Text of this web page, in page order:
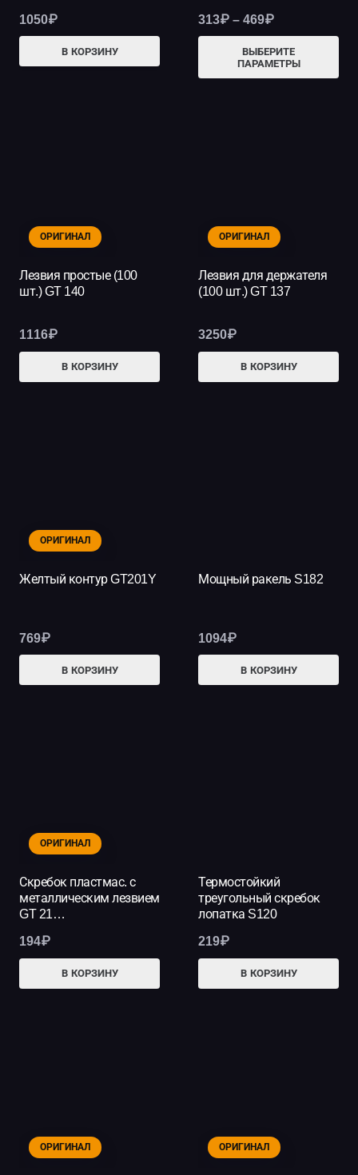
1050₽
В КОРЗИНУ
313₽ – 469₽Диапазон
313₽
ВЫБЕРИТЕ
ПАРАМЕТРЫ
ОРИГИНАЛ
Лезвия простые (100
шт.) GT 140
1116₽
В КОРЗИНУ
ОРИГИНАЛ
Лезвия для держателя
(100 шт.) GT 137
3250₽
В КОРЗИНУ
ОРИГИНАЛ
Желтый контур GT201Y
769₽
В КОРЗИНУ
Мощный ракель S182
1094₽
В КОРЗИНУ
ОРИГИНАЛ
Скребок пластмас. с
металлическим лезвием
GT 21…
194₽
В КОРЗИНУ
Термостойкий
треугольный скребок
лопатка S120
219₽
В КОРЗИНУ
ОРИГИНАЛ ОРИГИНАЛ